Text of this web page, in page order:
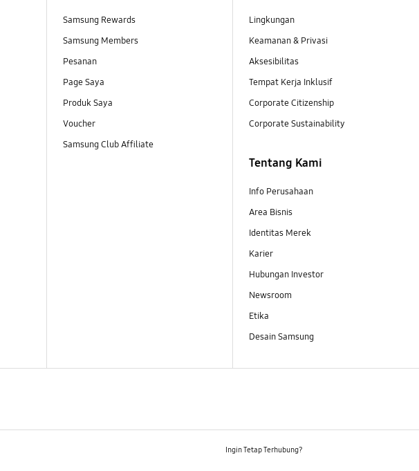
Samsung Rewards
Samsung Members
Pesanan
Page Saya
Produk Saya
Voucher
Samsung Club Affiliate
Lingkungan
Keamanan & Privasi
Aksesibilitas
Tempat Kerja Inklusif
Corporate Citizenship
Corporate Sustainability
Tentang Kami
Info Perusahaan
Area Bisnis
Identitas Merek
Karier
Hubungan Investor
Newsroom
Etika
Desain Samsung
Ingin Tetap Terhubung?